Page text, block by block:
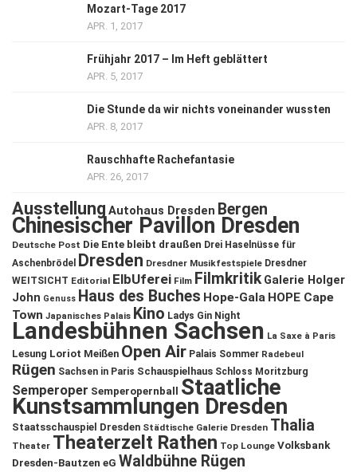
Mozart-Tage 2017
APR. 1, 2017
Frühjahr 2017 – Im Heft geblättert
APR. 5, 2017
Die Stunde da wir nichts voneinander wussten
APR. 8, 2017
Rauschhafte Rachefantasie
APR. 26, 2017
Ausstellung Autohaus Dresden Bergen
Chinesischer Pavillon Dresden
Deutsche Post Die Ente bleibt draußen Drei Haselnüsse für
Aschenbrödel
Dresden Dresdner Musikfestspiele Dresdner
WEITSICHT Editorial ElbUferei Film Filmkritik Galerie Holger
John Genuss Haus des Buches Hope-Gala HOPE Cape
Town Japanisches Palais Kino Ladys Gin Night
Landesbühnen Sachsen La Saxe à Paris
Lesung Loriot Meißen Open Air Palais Sommer Radebeul
Rügen Sachsen in Paris Schauspielhaus Schloss Moritzburg
Semperoper Semperopernball Staatliche
Kunstsammlungen Dresden
Staatsschauspiel Dresden Städtische Galerie Dresden Thalia
Theater Theaterzelt Rathen Top Lounge Volksbank
Dresden-Bautzen eG Waldbühne Rügen